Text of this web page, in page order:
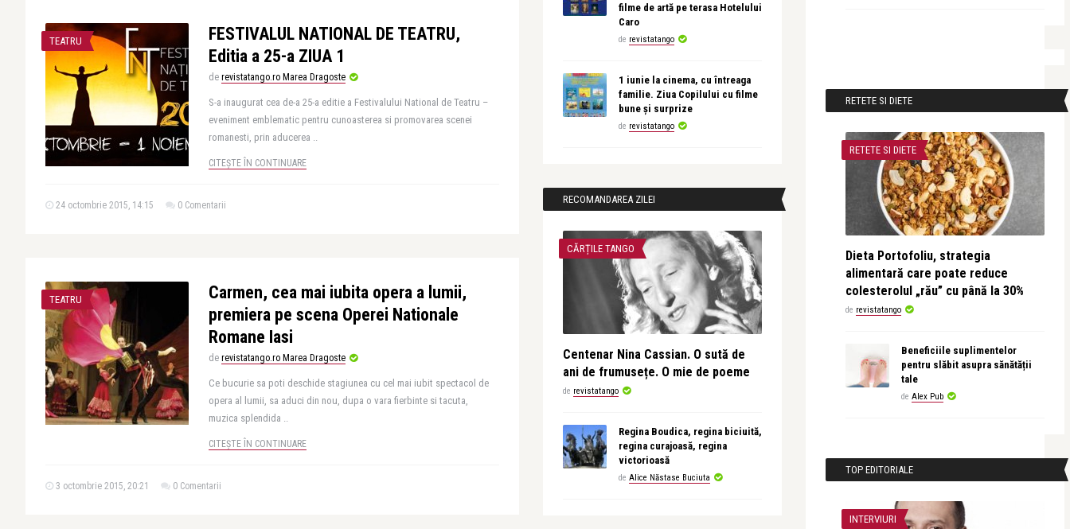
TEATRU
FESTIVALUL NATIONAL DE TEATRU,
Editia a 25-a ZIUA 1
de revistatango.ro Marea Dragoste
S-a inaugurat cea de-a 25-a editie a Festivalului National de Teatru –
eveniment emblematic pentru cunoasterea si promovarea scenei
romanesti, prin aducerea ..
CITEȘTE ÎN CONTINUARE
24 octombrie 2015, 14:15 0 Comentarii
TEATRU
Carmen, cea mai iubita opera a lumii,
premiera pe scena Operei Nationale
Romane Iasi
de revistatango.ro Marea Dragoste
Ce bucurie sa poti deschide stagiunea cu cel mai iubit spectacol de
opera al lumii, sa aduci din nou, dupa o vara fierbinte si tacuta,
muzica splendida ..
CITEȘTE ÎN CONTINUARE
3 octombrie 2015, 20:21 0 Comentarii
filme de artă pe terasa Hotelului
Caro
de revistatango
1 iunie la cinema, cu întreaga
familie. Ziua Copilului cu filme
bune și surprize
de revistatango
RECOMANDAREA ZILEI
CĂRȚILE TANGO
Centenar Nina Cassian. O sută de
ani de frumusețe. O mie de poeme
de revistatango
Regina Boudica, regina biciuită,
regina curajoasă, regina
victorioasă
de Alice Năstase Buciuta
RETETE SI DIETE
RETETE SI DIETE
Dieta Portofoliu, strategia
alimentară care poate reduce
colesterolul „rău” cu până la 30%
de revistatango
Beneficiile suplimentelor
pentru slăbit asupra sănătății
tale
de Alex Pub
TOP EDITORIALE
INTERVIURI